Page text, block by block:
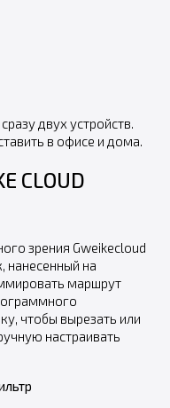
двух устройств.
в офисе и дома.
CLOUD
зрения Gweikecloud
нанесенный на
маршрут
чтобы вырезать или
настраивать